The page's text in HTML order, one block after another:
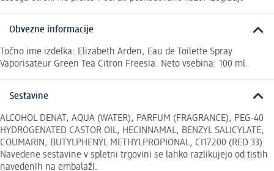
Obvezne informacije
Točno ime izdelka: Elizabeth Arden, Eau de Toilette Spray
Vaporisateur Green Tea Citron Freesia. Neto vsebina: 100 ml.
Sestavine
ALCOHOL DENAT, AQUA (WATER), PARFUM (FRAGRANCE), PEG-40
HYDROGENATED CASTOR OIL, HECINNAMAL, BENZYL SALICYLATE,
COUMARIN, BUTYLPHENYL METHYLPROPIONAL, CI17200 (RED 33)
Navedene sestavine v spletni trgovini se lahko razlikujejo od tistih
navedenih na embalaži.